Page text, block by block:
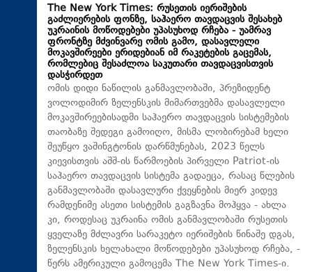
The New York Times: რუსეთის იერიშების
გაძლიერების ფონზე, საჰაერო თავდაცვის შესახებ
უკრაინის მოწოდებები უპასუხოდ რჩება - უამრავ
ფრონტზე მძვინვარე ომის გამო, დასავლელი
მოკავშირეები ერიდებიან იმ რაკეტების გაცემას,
რომლებიც შესაძლოა საკუთარი თავდაცვისთვის
დასჭირდეთ
ომის დიდი ნაწილის განმავლობაში, პრეზიდენტ
ვოლოდიმირ ზელენსკის მიმართვებმა დასავლელი
მოკავშირეებისადმი საჰაერო თავდაცვის სისტემების
თაობაზე შედეგი გამოიღო, მისმა ლობირებამ ხელი
შეუწყო ვაშინგტონის დარწმუნებას, 2023 წელს
კიევისთვის აშშ-ის წარმოების პირველი Patriot-ის
საჰაერო თავდაცვის სისტემა გადაეცა, რასაც წლების
განმავლობაში დასავლური ქვეყნების მიერ კიდევ
რამდენიმე ასეთი სისტემის გაგზავნა მოჰყვა - ახლა
კი, როდესაც უკრაინა ომის განმავლობაში რუსეთის
ყველაზე მძლავრი სარაკეტო იერიშების წინაშე დგას,
ზელენსკის ხელახალი მოწოდებები უპასუხოდ რჩება, -
წერს ამერიკული გამოცემა The New York Times-ი.